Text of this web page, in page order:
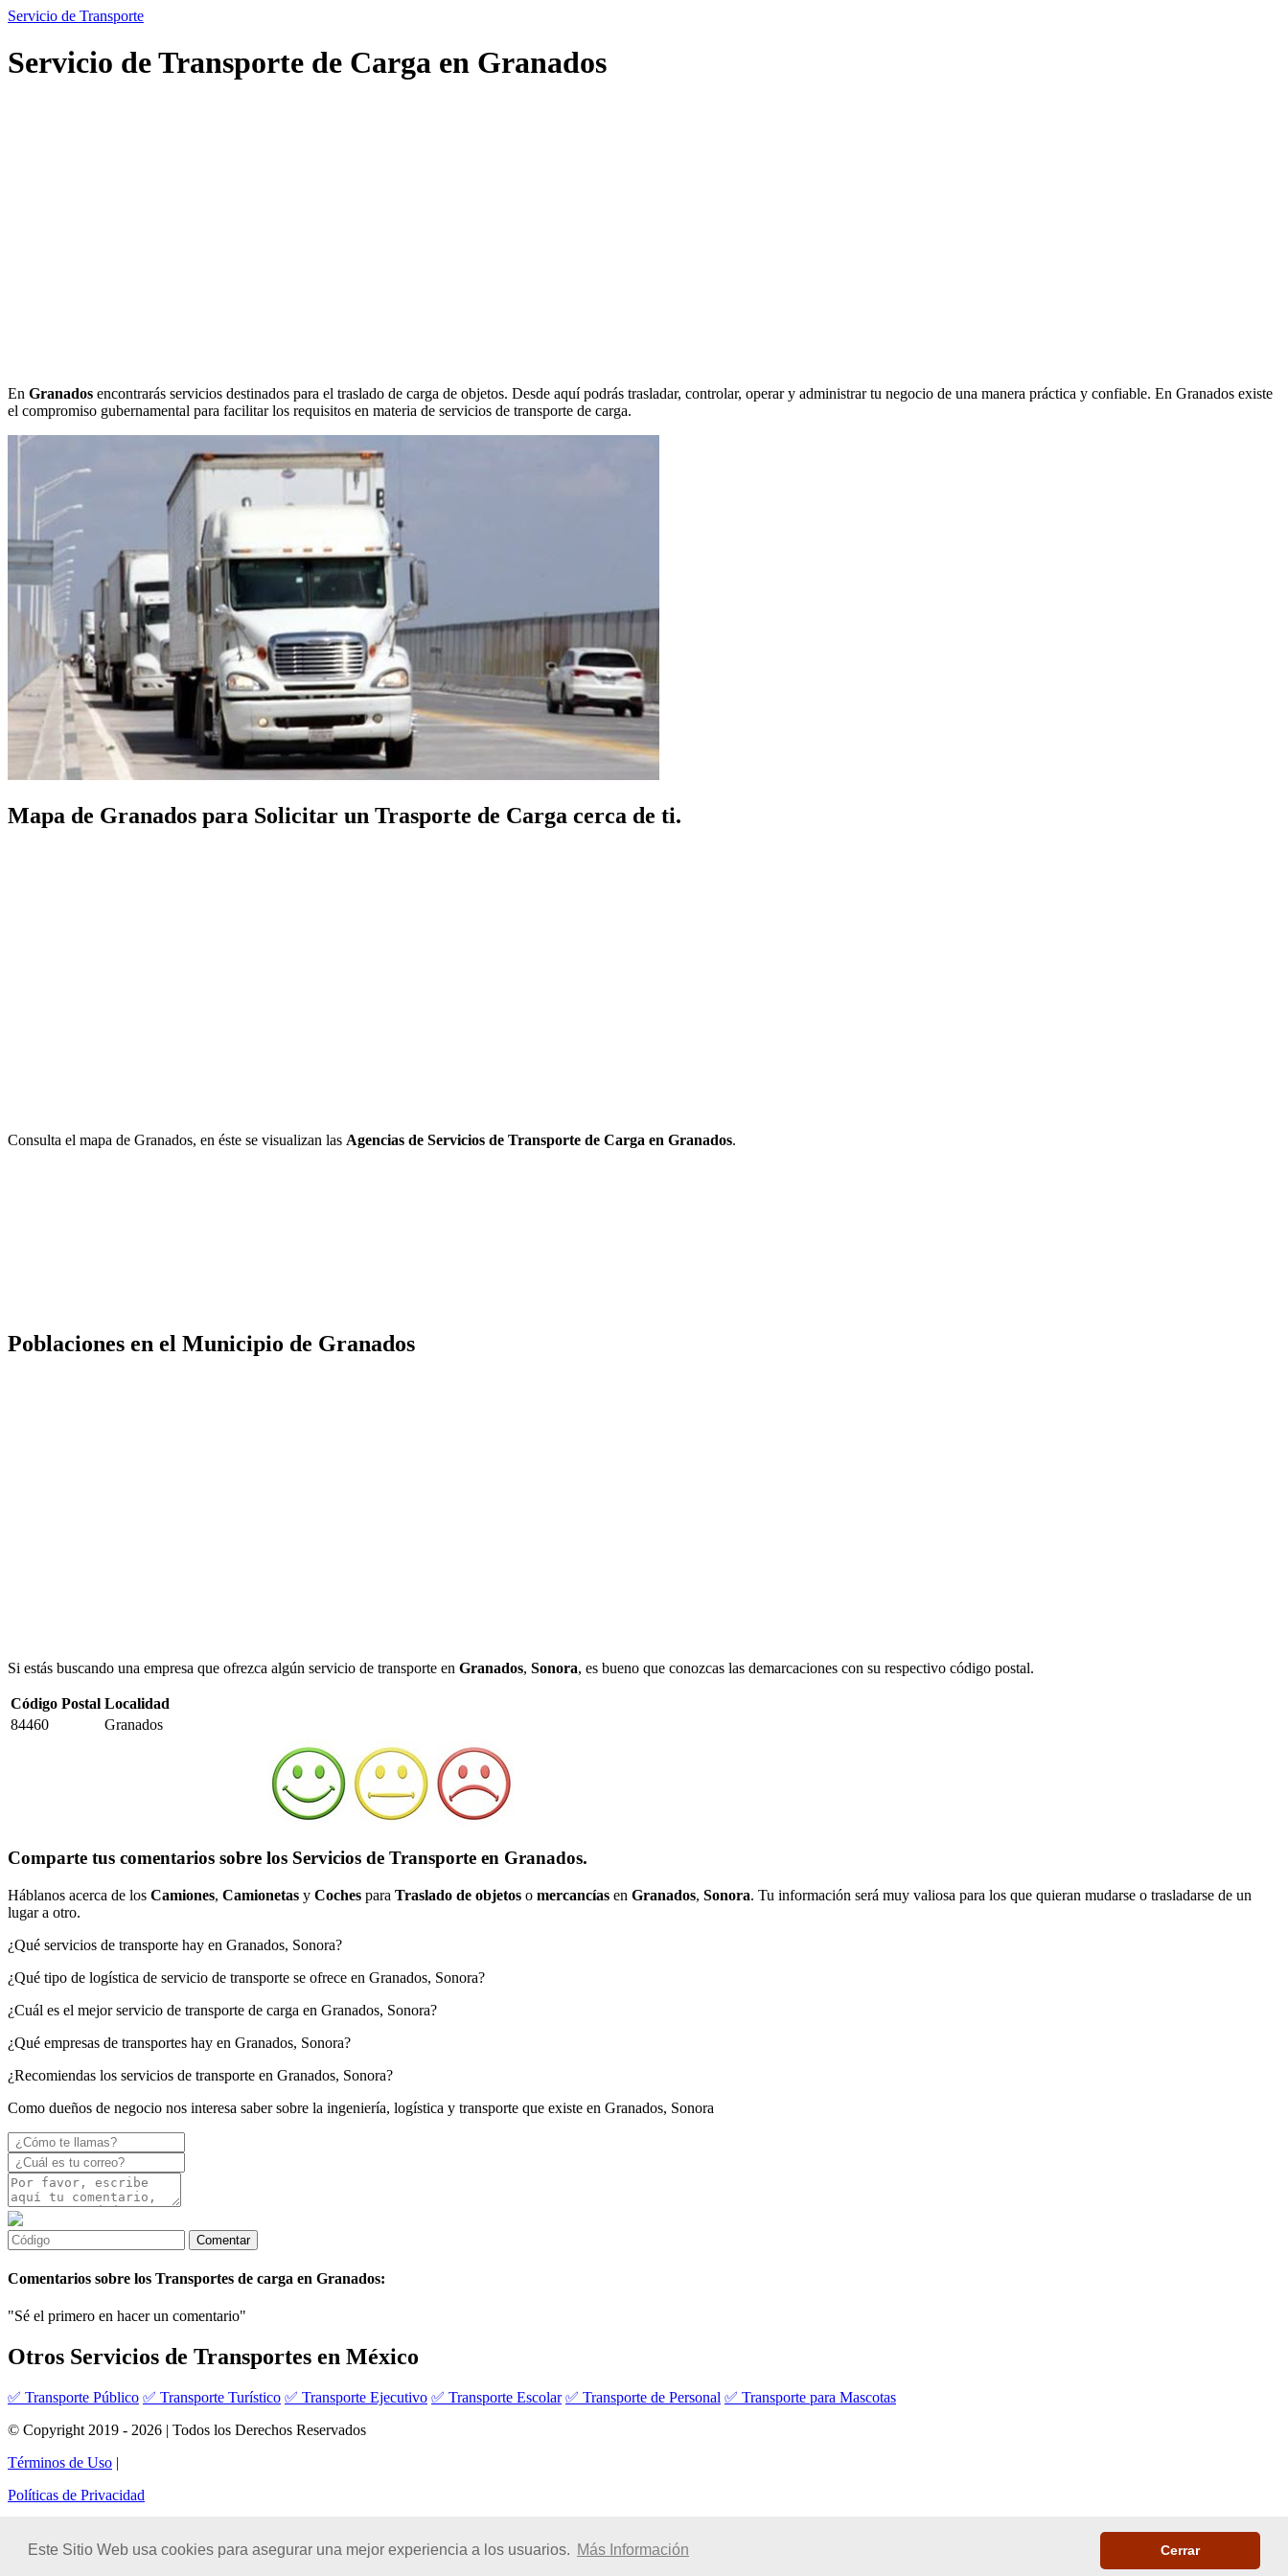
Este Sitio Web usa cookies para asegurar una mejor experiencia a los usuarios. Más Información Cerrar
Servicio de Transporte
Servicio de Transporte de Carga en Granados
En Granados encontrarás servicios destinados para el traslado de carga de objetos. Desde aquí podrás trasladar, controlar, operar y administrar tu negocio de una manera práctica y confiable. En Granados existe
el compromiso gubernamental para facilitar los requisitos en materia de servicios de transporte de carga.
Mapa de Granados para Solicitar un Trasporte de Carga cerca de ti.
Consulta el mapa de Granados, en éste se visualizan las Agencias de Servicios de Transporte de Carga en Granados.
Poblaciones en el Municipio de Granados
Si estás buscando una empresa que ofrezca algún servicio de transporte en Granados, Sonora, es bueno que conozcas las demarcaciones con su respectivo código postal.
Código Postal Localidad
84460
Granados
Comparte tus comentarios sobre los Servicios de Transporte en Granados.
Háblanos acerca de los Camiones, Camionetas y Coches para Traslado de objetos o mercancías en Granados, Sonora. Tu información será muy valiosa para los que quieran mudarse o trasladarse de un
lugar a otro.
¿Qué servicios de transporte hay en Granados, Sonora?
¿Qué tipo de logística de servicio de transporte se ofrece en Granados, Sonora?
¿Cuál es el mejor servicio de transporte de carga en Granados, Sonora?
¿Qué empresas de transportes hay en Granados, Sonora?
¿Recomiendas los servicios de transporte en Granados, Sonora?
Como dueños de negocio nos interesa saber sobre la ingeniería, logística y transporte que existe en Granados, Sonora
Comentarios sobre los Transportes de carga en Granados:
"Sé el primero en hacer un comentario"
Otros Servicios de Transportes en México
✅ Transporte Público ✅ Transporte Turístico ✅ Transporte Ejecutivo ✅ Transporte Escolar ✅ Transporte de Personal ✅ Transporte para Mascotas
© Copyright 2019 - 2026 | Todos los Derechos Reservados
Términos de Uso |
Políticas de Privacidad
Configuración de privacidad y de cookies